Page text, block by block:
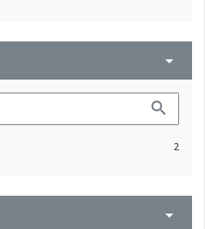
arrow_drop_down
search
2
arrow_drop_down